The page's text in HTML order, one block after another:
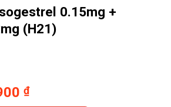
0.15mg +
(H21)
₫Giá